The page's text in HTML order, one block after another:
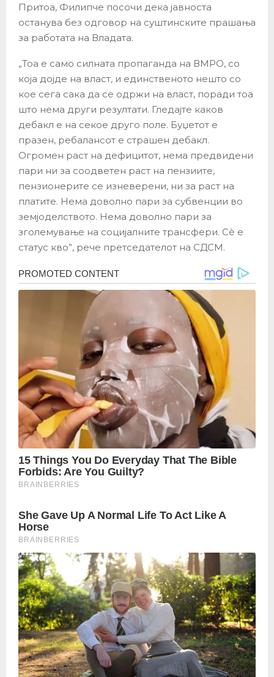
Притоа, Филипче посочи дека јавноста
останува без одговор на суштинските прашања
за работата на Владата.
„Тоа е само силната пропаганда на ВМРО, со
која дојде на власт, и единственото нешто со
кое сега сака да се одржи на власт, поради тоа
што нема други резултати. Гледајте каков
дебакл е на секое друго поле. Буџетот е
празен, ребалансот е страшен дебакл.
Огромен раст на дефицитот, нема предвидени
пари ни за соодветен раст на пензиите,
пензионерите се изневерени, ни за раст на
платите. Нема доволно пари за субвенции во
земјоделството. Нема доволно пари за
зголемување на социјалните трансфери. Сè е
статус кво”, рече претседателот на СДСМ.